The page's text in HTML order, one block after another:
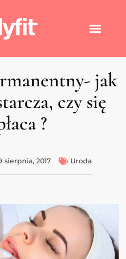
jak
czy się
?
sierpnia, 2017 Uroda